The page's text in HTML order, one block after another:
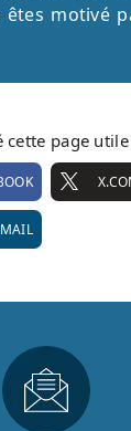
êtes motivé
cette page utile